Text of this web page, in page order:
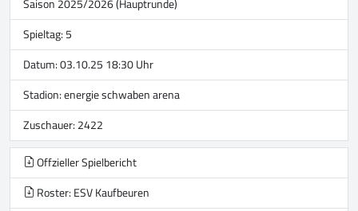
Spieltag: 5
Datum: 03.10.25 18:30 Uhr
Stadion:energie schwaben arena
Zuschauer: 2422
Offzieller Spielbericht
Roster: ESV Kaufbeuren